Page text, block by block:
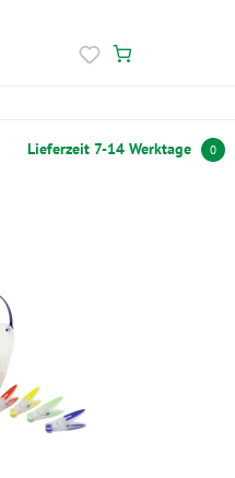
Lieferzeit 7-14 Werktage 0